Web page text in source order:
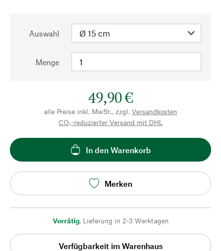
Auswahl
Menge
49,90 €
alle Preise inkl. MwSt., zzgl. Versandkosten
CO₂-reduzierter Versand mit DHL
In den Warenkorb
Merken
Vorrätig, Lieferung in 2-3 Werktagen
Verfügbarkeit im Warenhaus